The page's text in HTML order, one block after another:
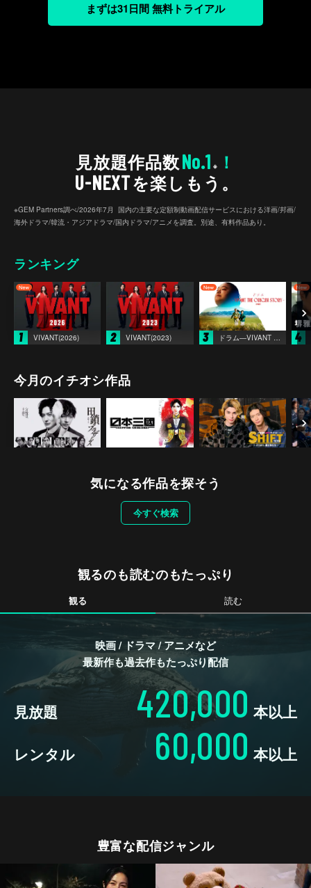
まずは31日間 無料トライアル
見放題作品数No.1 ※
！
U-NEXTを楽しもう。
※GEM Partners調べ/2026年7⽉ 国内の主要な定額制動画配信サービスにおける洋画/邦画/
海外ドラマ/韓流・アジアドラマ/国内ドラマ/アニメを調査。別途、有料作品あり。
ランキング
1 VIVANT(2026) 2 VIVANT(2023) 3 ドラム―VIVANT THE ORIGIN STORY― 4
今月のイチオシ作品
気になる作品を探そう
今すぐ検索
観るのも読むのもたっぷり
観る 読む
映画 / ドラマ / アニメなど
最新作も過去作もたっぷり配信
見放題 420,000 本以上
レンタル 60,000 本以上
豊富な配信ジャンル